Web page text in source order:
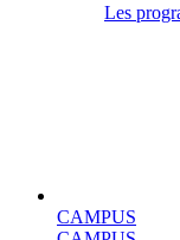
Les
CAMPUS